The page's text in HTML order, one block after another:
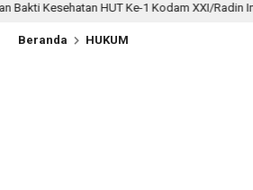
1 Kodam XXI/Radin Inten 13 jam lalu
Beranda HUKUM